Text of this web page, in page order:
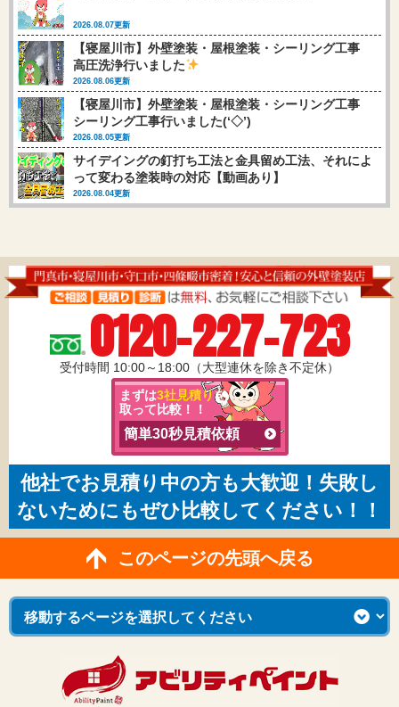
2026.08.07更新
【寝屋川市】外壁塗装・屋根塗装・シーリング工事
高圧洗浄行いました
2026.08.06更新
【寝屋川市】外壁塗装・屋根塗装・シーリング工事
シーリング工事行いました(‘◇’)ゞ
2026.08.05更新
サイデイングの釘打ち工法と金具留め工法、それによ
って変わる塗装時の対応【動画あり】
2026.08.04更新
0120-227-723
受付時間 10:00～18:00（大型連休を除き不定休）
まずは3社見積りを
取って比較！！
簡単30秒見積依頼
他社でお見積り中の方も大歓迎！失敗し
ないためにもぜひ比較してください！！
このページの先頭へ戻る